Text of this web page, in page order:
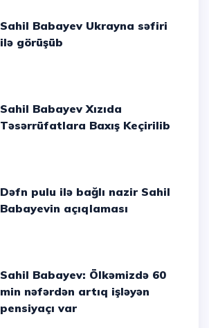
Sahil Babayev Ukrayna səfiri
ilə görüşüb
Sahil Babayev Xızıda
Təsərrüfatlara Baxış Keçirilib
Dəfn pulu ilə bağlı nazir Sahil
Babayevin açıqlaması
Sahil Babayev: Ölkəmizdə 60
min nəfərdən artıq işləyən
pensiyaçı var